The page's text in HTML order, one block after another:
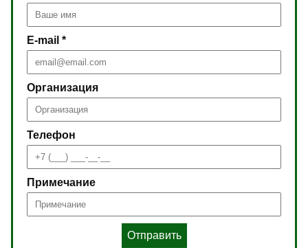
E-mail *
Организация
Телефон
Примечание
Отправить